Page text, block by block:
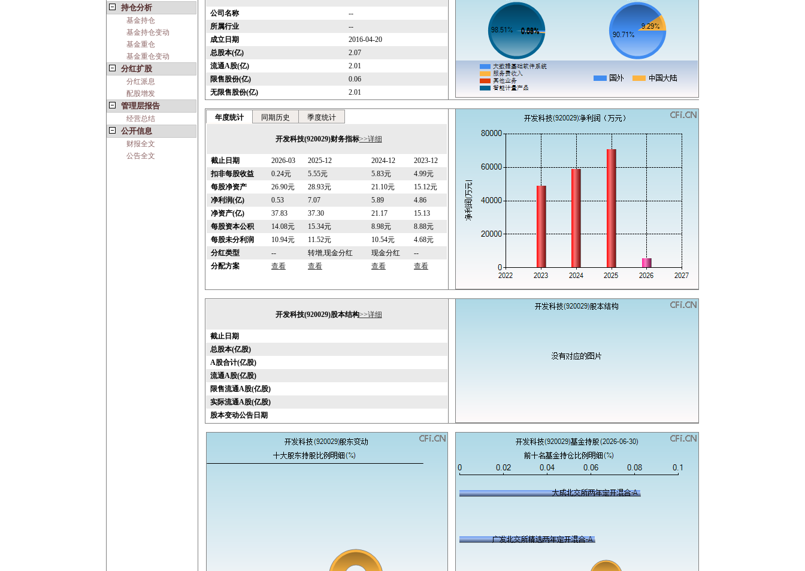
持仓分析
基金持仓
基金持仓变动
基金重仓
基金重仓变动
分红扩股
分红派息
配股增发
管理层报告
经营总结
公开信息
财报全文
公告全文
公司名称
--
所属行业
--
成立日期
2016-04-20
总股本(亿)
2.07
流通A股(亿)
2.01
限售股份(亿)
0.06
无限售股份(亿)
2.01
年度统计 同期历史 季度统计
开发科技(920029)财务指标>>详细
截止日期 2026-03 2025-12 2024-12
2023-12
扣非每股收益
0.24元 5.55元 5.83元
4.99元
每股净资产
26.90元 28.93元 21.10元
15.12元
净利润(亿)
0.53 7.07 5.89
4.86
净资产(亿)
37.83 37.30 21.17
15.13
每股资本公积
14.08元 15.34元 8.98元
8.88元
每股未分利润
10.94元 11.52元 10.54元
4.68元
分红类型
-- 转增,现金分红 现金分红
--
分配方案
查看 查看 查看 查看
开发科技(920029)股本结构>>详细
截止日期
总股本(亿股)
A股合计(亿股)
流通A股(亿股)
限售流通A股(亿股)
实际流通A股(亿股)
股本变动公告日期